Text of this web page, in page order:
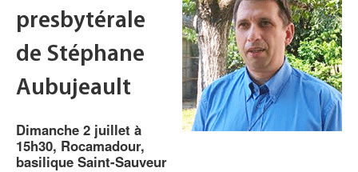
Agenda diocésain
Je donne
presbytérale
de Stéphane
Aubujeault
Dimanche 2 juillet à
15h30, Rocamadour,
basilique Saint-Sauveur